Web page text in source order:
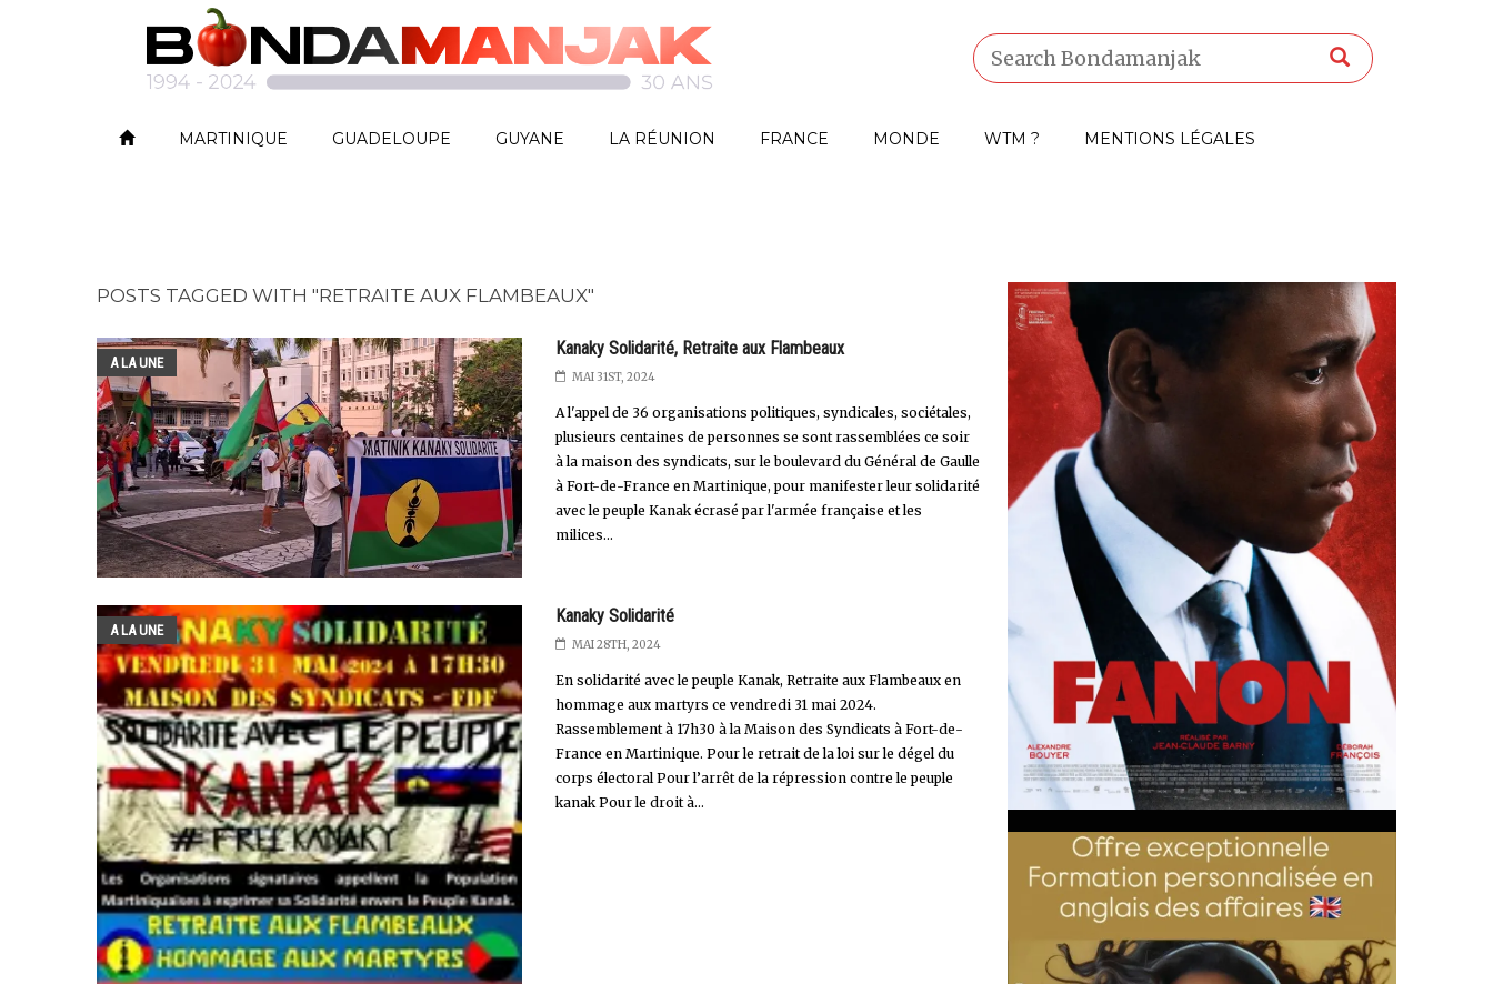
MARTINIQUE GUADELOUPE GUYANE LA RÉUNION FRANCE MONDE WTM ? MENTIONS LÉGALES
POSTS TAGGED WITH "RETRAITE AUX FLAMBEAUX"
A LA UNE
Kanaky Solidarité, Retraite aux Flambeaux
MAI 31ST, 2024
A l'appel de 36 organisations politiques, syndicales, sociétales,
plusieurs centaines de personnes se sont rassemblées ce soir
à la maison des syndicats, sur le boulevard du Général de Gaulle
à Fort-de-France en Martinique, pour manifester leur solidarité
avec le peuple Kanak écrasé par l'armée française et les
milices...
A LA UNE
Kanaky Solidarité
MAI 28TH, 2024
En solidarité avec le peuple Kanak, Retraite aux Flambeaux en
hommage aux martyrs ce vendredi 31 mai 2024.
Rassemblement à 17h30 à la Maison des Syndicats à Fort-de-
France en Martinique. Pour le retrait de la loi sur le dégel du
corps électoral Pour l’arrêt de la répression contre le peuple
kanak Pour le droit à...